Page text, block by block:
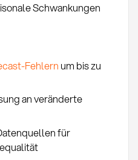
Schwankungen
Fehlern um bis zu
an veränderte
für